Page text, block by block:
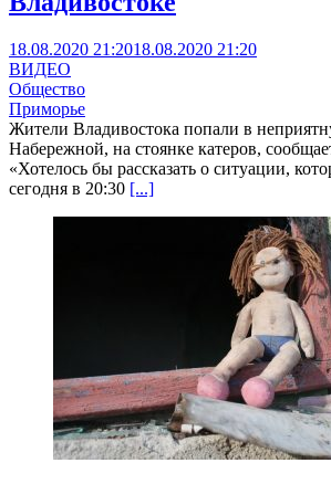
18.08.2020 21:2018.08.2020 21:20
ВИДЕО
Общество
Приморье
Жители Владивостока попали в
Набережной, на стоянке катеров,
«Хотелось бы рассказать о ситуации,
сегодня в 20:30 [...]